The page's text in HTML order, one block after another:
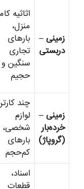
زمینی –
دربستی
اثاثیه
منزل،
بارهای
تجاری
سنگین و
حجیم
زمینی –
خرده‌بار
(گروپاژ)
چند
لوازم
شخصی،
بارهای
کم‌حجم
اسناد،
قطعات